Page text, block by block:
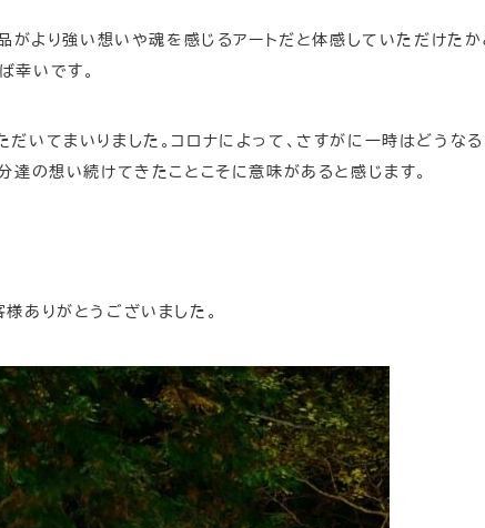
より強い想いや魂を感じるアートだと体感していただけた
幸いです。
いてまいりました。コロナによって、さすがに一時はどうな
達の想い続けてきたことこそに意味があると感じます。
ありがとうございました。